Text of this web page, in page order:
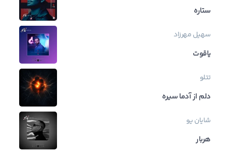
ستاره
سهیل مهرزاد
یاقوت
تتلو
دلم از آدما سیره
شایان یو
هربار